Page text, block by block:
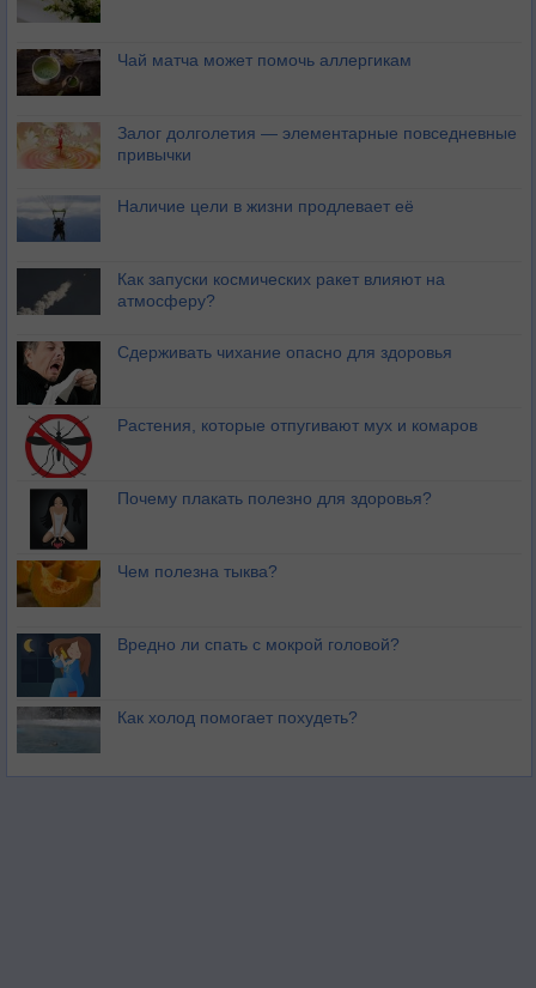
Чай матча может помочь аллергикам
Залог долголетия — элементарные повседневные
привычки
Наличие цели в жизни продлевает её
Как запуски космических ракет влияют на
атмосферу?
Сдерживать чихание опасно для здоровья
Растения, которые отпугивают мух и комаров
Почему плакать полезно для здоровья?
Чем полезна тыква?
Вредно ли спать с мокрой головой?
Как холод помогает похудеть?